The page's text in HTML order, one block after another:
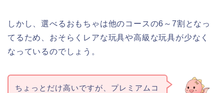
しかし、選べるおもちゃは他のコースの6～7割となっ
てるため、おそらくレアな玩具や高級な玩具が少なく
なっているのでしょう。
ちょっとだけ高いですが、プレミアムコ